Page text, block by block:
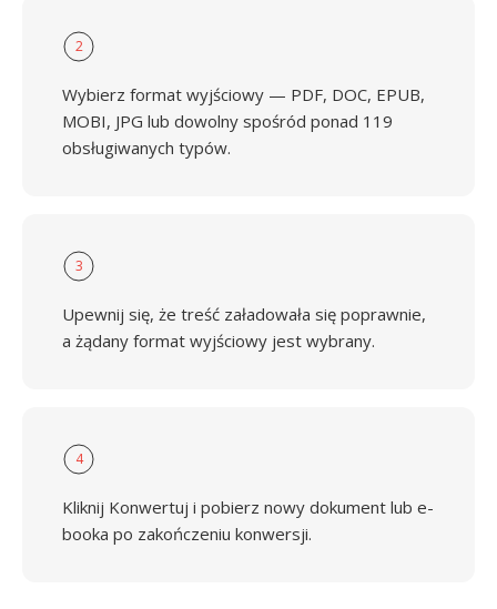
2
Wybierz format wyjściowy — PDF, DOC, EPUB,
MOBI, JPG lub dowolny spośród ponad 119
obsługiwanych typów.
3
Upewnij się, że treść załadowała się poprawnie,
a żądany format wyjściowy jest wybrany.
4
Kliknij Konwertuj i pobierz nowy dokument lub e-
booka po zakończeniu konwersji.